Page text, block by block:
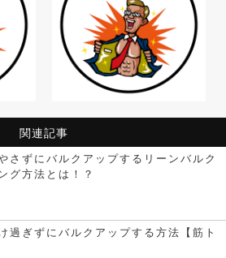
関連記事
さずにバルクアップするリーンバルク
グ方法とは！？
過ぎずにバルクアップする方法【筋ト